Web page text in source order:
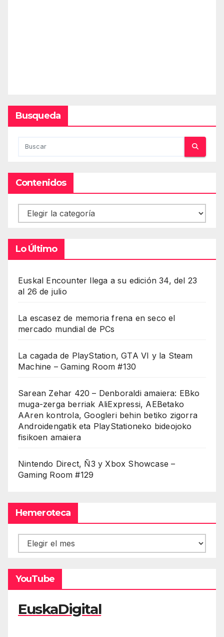
Busqueda
Contenidos
Contenidos
Lo Último
Euskal Encounter llega a su edición 34, del 23
al 26 de julio
La escasez de memoria frena en seco el
mercado mundial de PCs
La cagada de PlayStation, GTA VI y la Steam
Machine – Gaming Room #130
Sarean Zehar 420 – Denboraldi amaiera: EBko
muga-zerga berriak AliExpressi, AEBetako
AAren kontrola, Googleri behin betiko zigorra
Androidengatik eta PlayStationeko bideojoko
fisikoen amaiera
Nintendo Direct, Ñ3 y Xbox Showcase –
Gaming Room #129
Hemeroteca
Hemeroteca
YouTube
EuskaDigital